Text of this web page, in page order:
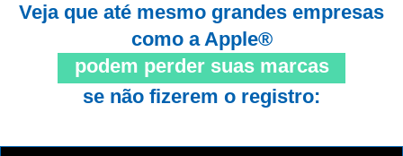
Veja que até mesmo grandes empresas
como a Apple®
podem perder suas marcas
se não fizerem o registro: